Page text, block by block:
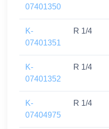
07401350
K-
07401351
R 1/4
K-
07401352
R 1/4
K-
07404975
R 1/4